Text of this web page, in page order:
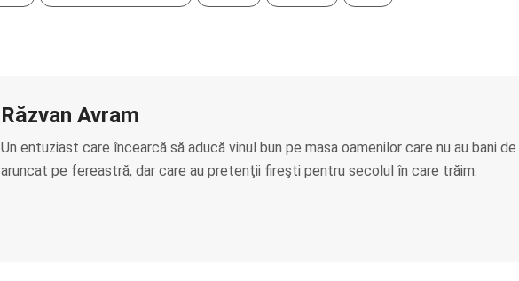
Răzvan Avram
Un entuziast care încearcă să aducă vinul bun pe masa oamenilor care nu au bani de
aruncat pe fereastră, dar care au pretenţii fireşti pentru secolul în care trăim.